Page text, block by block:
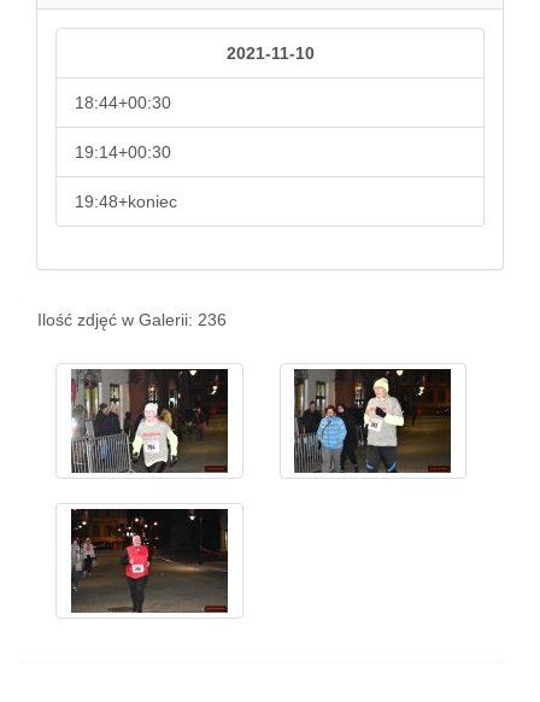
2021-11-10
18:44+00:30
19:14+00:30
19:48+koniec
Ilość zdjęć w Galerii: 236